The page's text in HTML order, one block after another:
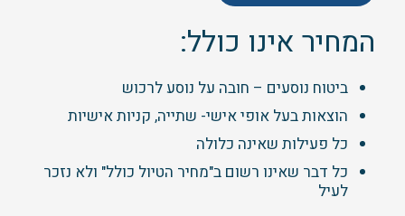
המחיר אינו כולל:
ביטוח נוסעים – חובה על נוסע לרכוש
הוצאות בעל אופי אישי- שתייה, קניות אישיות
כל פעילות שאינה כלולה
כל דבר שאינו רשום ב"מחיר הטיול כולל" ולא נזכר
לעיל